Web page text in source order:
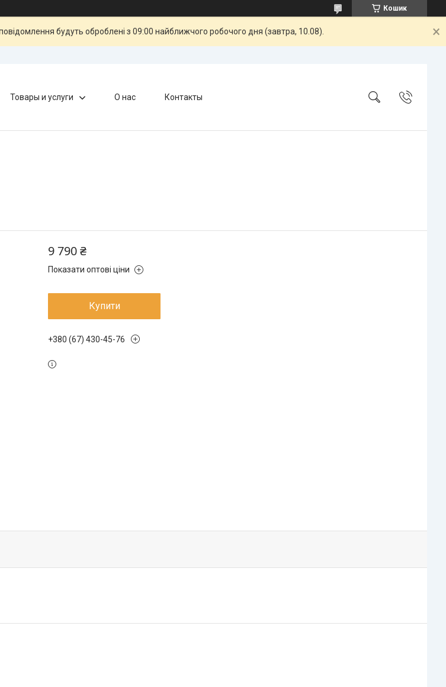
Кошик
будуть оброблені з 09:00 найближчого робочого дня (завтра, 10.08).
Товары и услуги О нас Контакты
9 790 ₴
Показати оптові ціни
Купити
+380 (67) 430-45-76